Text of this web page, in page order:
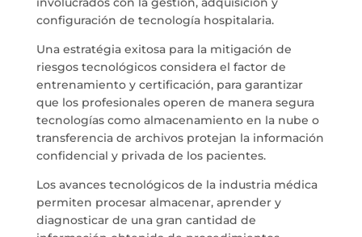
configuración de tecnología hospitalaria.
Una estratégia exitosa para la mitigación de
riesgos tecnológicos considera el factor de
entrenamiento y certificación, para garantizar
que los profesionales operen de manera segura
tecnologías como almacenamiento en la nube o
transferencia de archivos protejan la información
confidencial y privada de los pacientes.
Los avances tecnológicos de la industria médica
permiten procesar almacenar, aprender y
diagnosticar de una gran cantidad de